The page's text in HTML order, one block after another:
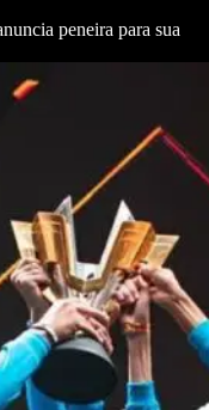
peneira para sua